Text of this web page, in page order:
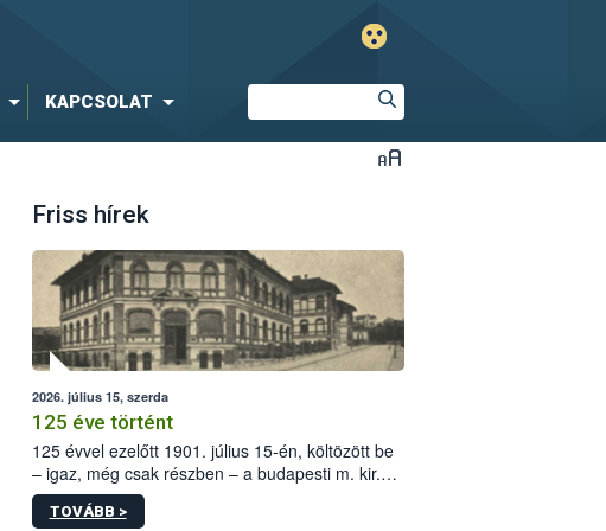
KAPCSOLAT
Friss hírek
2026. július 15, szerda
125 éve történt
125 évvel ezelőtt 1901. július 15-én, költözött be
– igaz, még csak részben – a budapesti m. kir.
állami vetőmagvizsgáló állomás a Kis Rókus utca
15. szám alatti, Czigler Győző által tervezett új
TOVÁBB >